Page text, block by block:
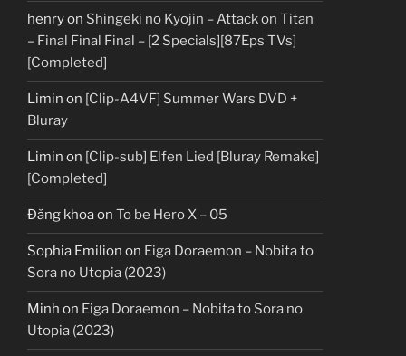
henryon Shingeki no Kyojin – Attack on Titan
– Final Final Final – [2 Specials][87Eps TVs]
[Completed]
Limin on [Clip-A4VF] Summer Wars DVD +
Bluray
Limin on [Clip-sub] Elfen Lied [Bluray Remake]
[Completed]
Đăng khoaon To be Hero X – 05
Sophia Emilion on Eiga Doraemon – Nobita to
Sora no Utopia (2023)
Minh on Eiga Doraemon – Nobita to Sora no
Utopia (2023)